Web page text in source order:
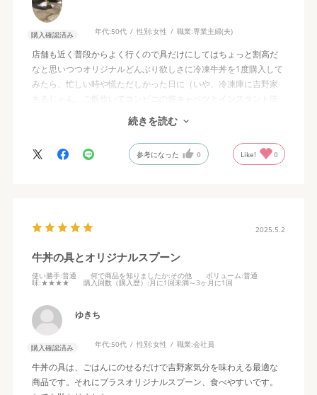
購入確認済み 年代:50代 性別:女性 職業:専業主婦(夫)
店舗も近く普段からよく行くので具だけにしてはちょっと割高だ
なと思いつつオリジナルどんぶり欲しさに冷凍牛丼を1度購入して
みたら、忙しい時や慌ただしかった日に（いや、冷凍庫に吉野家
あるじゃん。ご飯炊いてコンビニの袋キャベツとインスタント味
噌汁で…なんとかなる！）と日々を頼もしく支えてくれる援軍とな
無くなったので、今度はスプーン欲しさに本商品を購入しまし
た。無くなったらまた買いますね。
続きを読む
参考になった 0 Like! 0
2025.5.2
牛丼の具とオリジナルスプーン
使い勝手:普通 何で商品を知りましたか:その他 ボリューム:普通
味:★★★★ 購入回数（購入歴） :月に1回未満～3ヶ月に1回
ゆきち
購入確認済み 年代:50代 性別:女性 職業:会社員
牛丼の具は、ごはんにのせるだけで吉野家気分を味わえる最適な
商品です。それにプラスオリジナルスプーン、食べやすいです。